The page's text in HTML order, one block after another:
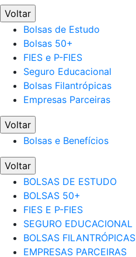
Voltar
Bolsas de Estudo
Bolsas 50+
FIES e P-FIES
Seguro Educacional
Bolsas Filantrópicas
Empresas Parceiras
Voltar
Bolsas e Benefícios
Voltar
BOLSAS DE ESTUDO
BOLSAS 50+
FIES E P-FIES
SEGURO EDUCACIONAL
BOLSAS FILANTRÓPICAS
EMPRESAS PARCEIRAS